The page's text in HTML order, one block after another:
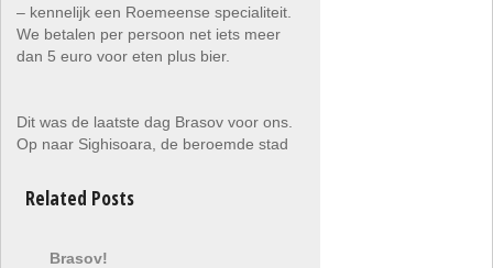
– kennelijk een Roemeense specialiteit.
We betalen per persoon net iets meer
dan 5 euro voor eten plus bier.
Dit was de laatste dag Brasov voor ons.
Op naar Sighisoara, de beroemde stad
Related Posts
Brasov!